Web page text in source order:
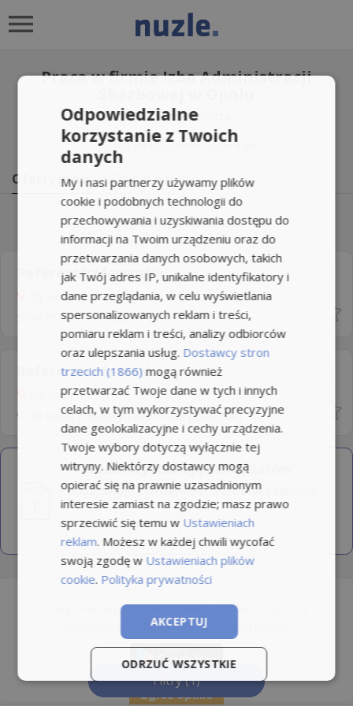
Filtry(1)
Praca w firmie Izba Administracji
Znaleźliśmy2 oferty
Jesteś właścicielem tej firmy?
Oferty pracy Opinie o firmie
Zapisz wyszukiwanie
Referent/referentka
5 dni temu zpraca.pl
Referent/referentka
Opole
9 dni temu zBiuletyn informacji publicznej
Pracodawcy szukają kandydatów
Dodaj swoje CV i daj się znaleźć pracodawcom.
Dodaj swoje CV
| Praca zdalna | Praca za granicą
Regulamin |
Zgłoś opinie
Odpowiedzialne
korzystanie z Twoich
danych
My i nasi partnerzy używamy plików
cookie i podobnych technologii do
przechowywania i uzyskiwania dostępu do
informacji na Twoim urządzeniu oraz do
przetwarzania danych osobowych, takich
jak Twój adres IP, unikalne identyfikatory i
dane przeglądania, w celu wyświetlania
spersonalizowanych reklam i treści,
pomiaru reklam i treści, analizy odbiorców
oraz ulepszania usług. Dostawcy stron
trzecich (1866) mogą również
przetwarzać Twoje dane w tych i innych
celach, w tym wykorzystywać precyzyjne
dane geolokalizacyjne i cechy urządzenia.
Twoje wybory dotyczą wyłącznie tej
witryny. Niektórzy dostawcy mogą
opierać się na prawnie uzasadnionym
interesie zamiast na zgodzie; masz prawo
sprzeciwić się temu w Ustawieniach
reklam. Możesz w każdej chwili wycofać
swoją zgodę w Ustawieniach plików
cookie. Polityka prywatności
AKCEPTUJ
ODRZUĆ WSZYSTKIE